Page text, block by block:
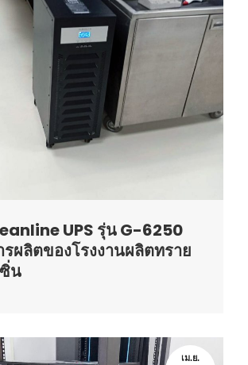
UPS รุ่น G-6250
ผลิตของโรงงานผลิตทราย
น
เม.ย.